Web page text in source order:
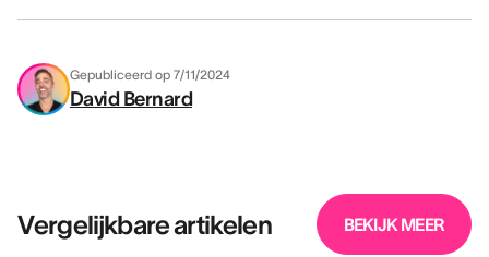
Gepubliceerd op 7/11/2024
David Bernard
Vergelijkbare artikelen BEKIJK MEER